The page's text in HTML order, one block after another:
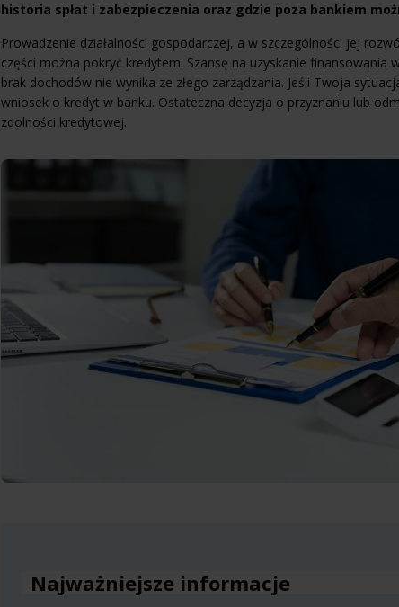
historia spłat i zabezpieczenia oraz gdzie poza bankiem
Prowadzenie działalności gospodarczej, a w szczególności jej
części można pokryć kredytem. Szansę na uzyskanie
brak dochodów nie wynika ze złego zarządzania. Jeśli Twoja
wniosek o kredyt w banku. Ostateczna decyzja o przyznaniu lub
zdolności kredytowej.
Najważniejsze informacje